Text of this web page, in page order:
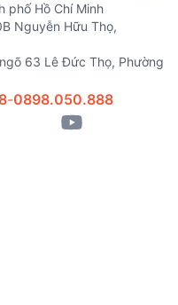
phố Hồ Chí Minh
Nguyễn Hữu Thọ,
63 Lê Đức Thọ, Phường
-0898.050.888